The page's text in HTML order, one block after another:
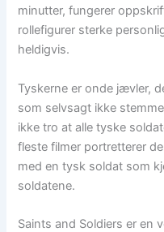
minutter, fungerer
rollefigurer sterke
heldigvis.
Tyskerne er onde jævler,
som selvsagt ikke
ikke tro at alle tyske
fleste filmer portretterer
med en tysk soldat som
soldatene.
Saints and Soldiers er en